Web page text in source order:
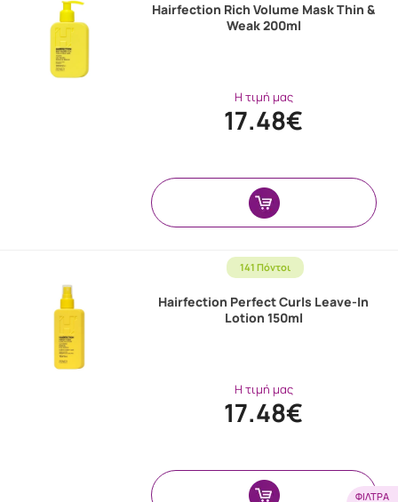
ΦΊΛΤΡΑ
Hairfection Rich Volume Mask Thin &
Weak 200ml
Η τιμή μας
17.48€
141 Πόντοι
Hairfection Perfect Curls Leave-In
Lotion 150ml
Η τιμή μας
17.48€